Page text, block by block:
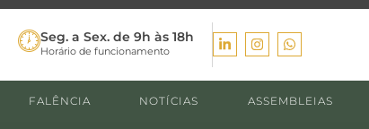
Seg. a Sex. de 9h às 18h
Horário de funcionamento
FALÊNCIA NOTÍCIAS ASSEMBLEIAS